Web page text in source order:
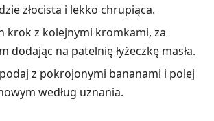
złocista i lekko chrupiąca.
krok z kolejnymi kromkami, za
dodając na patelnię łyżeczkę masła.
z pokrojonymi bananami i polej
według uznania.